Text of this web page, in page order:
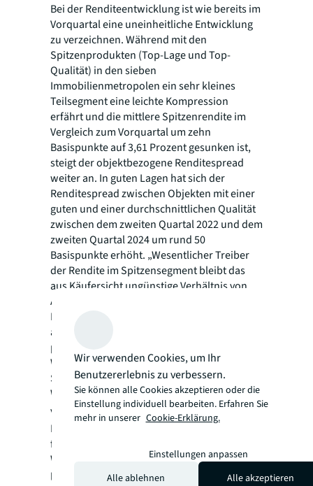
Bei der Renditeentwicklung ist wie bereits im
Vorquartal eine uneinheitliche Entwicklung
zu verzeichnen. Während mit den
Spitzenprodukten (Top-Lage und Top-
Qualität) in den sieben
Immobilienmetropolen ein sehr kleines
Teilsegment eine leichte Kompression
erfährt und die mittlere Spitzenrendite im
Vergleich zum Vorquartal um zehn
Basispunkte auf 3,61 Prozent gesunken ist,
steigt der objektbezogene Renditespread
weiter an. In guten Lagen hat sich der
Renditespread zwischen Objekten mit einer
guten und einer durchschnittlichen Qualität
zwischen dem zweiten Quartal 2022 und dem
zweiten Quartal 2024 um rund 50
Basispunkte erhöht. „Wesentlicher Treiber
der Rendite im Spitzensegment bleibt das
aus Käufersicht ungünstige Verhältnis von
Angebot und Nachfrage. Einer verstärkten
Nachfrage nach ESG-konformen Produkten
auf institutioneller Seite stehen
perspektivisch eine ausgedünnte Pipeline im
Wohnungsneubau und eine rückläufige
Sanierungsquote im
Wohnimmobiliensegment gegenüber“,
verdeutlichtGröbel.
Die aktuellen Rahmenbedingungen sprechen
für eine fortschreitende Belebung des
Wohninvestmentmarkts. Einerseits habe sich
laut
das Delta zwischen Buchwert und
Wir verwenden Cookies, um Ihr
Benutzererlebnis zu verbessern.
Sie können alle Cookies akzeptieren oder die
Einstellung individuell bearbeiten. Erfahren Sie
mehr in unserer Cookie-Erklärung.
Einstellungen anpassen
Alle ablehnen
Alle akzeptieren